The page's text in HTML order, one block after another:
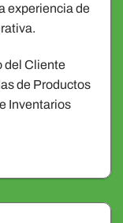
experiencia de
del Cliente
de Productos
Inventarios